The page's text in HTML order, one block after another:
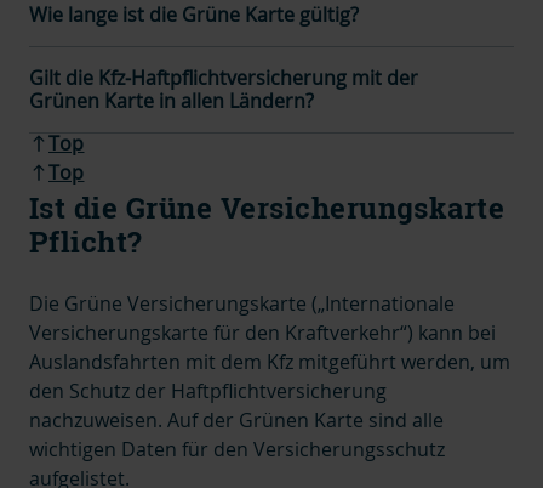
Wie lange ist die Grüne Karte gültig?
Gilt die Kfz-Haftpflichtversicherung mit der
Grünen Karte in allen Ländern?
Top
Top
Ist die Grüne Versicherungskarte
Pflicht?
Die Grüne Versicherungskarte („Internationale
Versicherungskarte für den Kraftverkehr“) kann bei
Auslandsfahrten mit dem Kfz mitgeführt werden, um
den Schutz der Haftpflichtversicherung
nachzuweisen. Auf der Grünen Karte sind alle
wichtigen Daten für den Versicherungsschutz
aufgelistet.